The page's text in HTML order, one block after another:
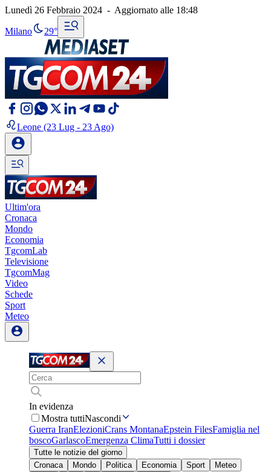
Lunedì 26 Febbraio 2024 - Aggiornato alle 18:48
Milano 29°
Leone (23 Lug - 23 Ago)
Ultim'ora
Cronaca
Mondo
Economia
TgcomLab
Televisione
TgcomMag
Video
Schede
Sport
Meteo
In evidenza
Mostra tuttiNascondi
Guerra IranElezioniCrans MontanaEpstein FilesFamiglia nel
boscoGarlascoEmergenza ClimaTutti i dossier
Tutte le notizie del giorno
Cronaca
Mondo Politica Economia Sport
Meteo